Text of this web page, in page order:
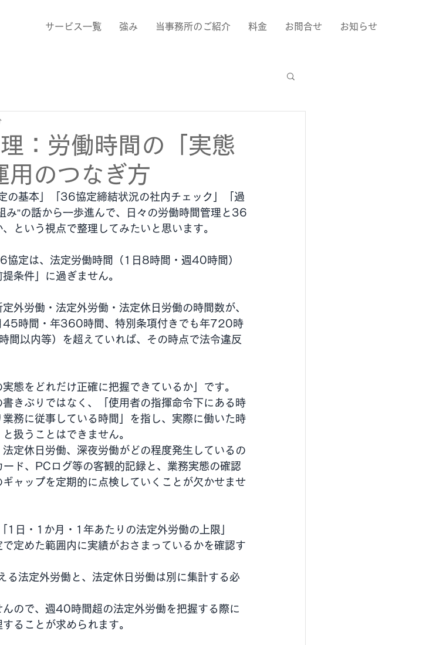
サービス一覧 強み 当事務所のご紹介 料金 お問合せ お知らせ
：労働時間の「実態
のつなぎ方
の基本」「36協定締結状況の社内チェック」「過
み”の話から一歩進んで、日々の労働時間管理と36
という視点で整理してみたいと思います。
協定は、法定労働時間（1日8時間・週40時間）
条件」に過ぎません。
外労働・法定外労働・法定休日労働の時間数が、
45時間・年360時間、特別条項付きでも年720時
以内等）を超えていれば、その時点で法令違反
態をどれだけ正確に把握できているか」です。
きぶりではなく、「使用者の指揮命令下にある時
務に従事している時間」を指し、実際に働いた時
扱うことはできません。
定休日労働、深夜労働がどの程度発生しているの
ド、PCログ等の客観的記録と、業務実態の確認
ャップを定期的に点検していくことが欠かせませ
日・1か月・1年あたりの法定外労働の上限」
定めた範囲内に実績がおさまっているかを確認す
る法定外労働と、法定休日労働は別に集計する必
ので、週40時間超の法定外労働を把握する際に
ることが求められます。